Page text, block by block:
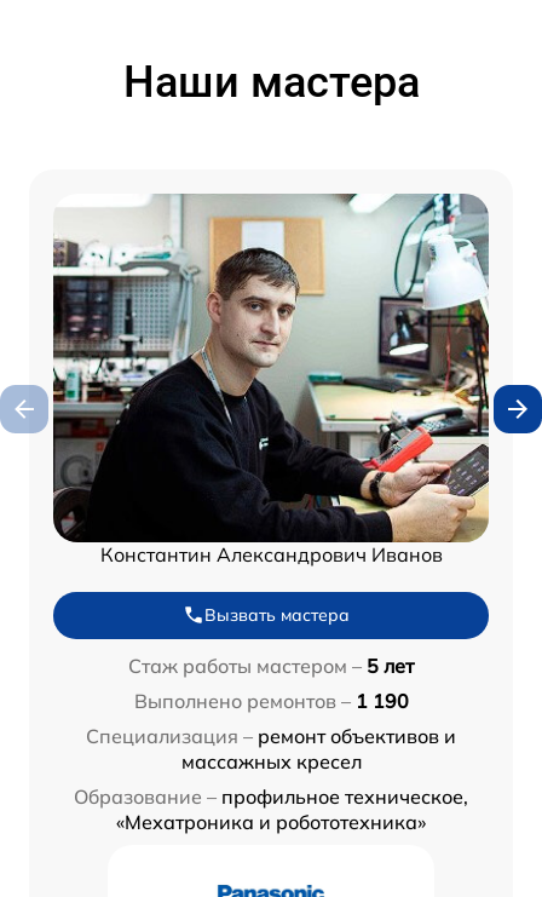
Наши мастера
Константин Александрович Иванов
Вызвать мастера
Стаж работы мастером – 5 лет
Выполнено ремонтов – 1 190
Специализация – ремонт объективов и
массажных кресел
Образование – профильное техническое,
«Мехатроника и робототехника»